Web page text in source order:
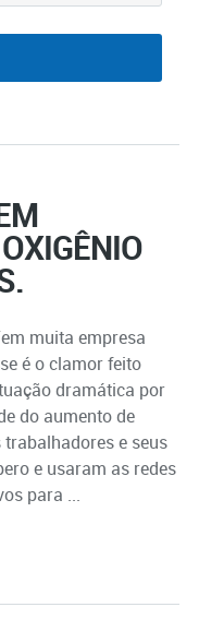
muita empresa
é o clamor feito
dramática por
do aumento de
e seus
e usaram as redes
para ...